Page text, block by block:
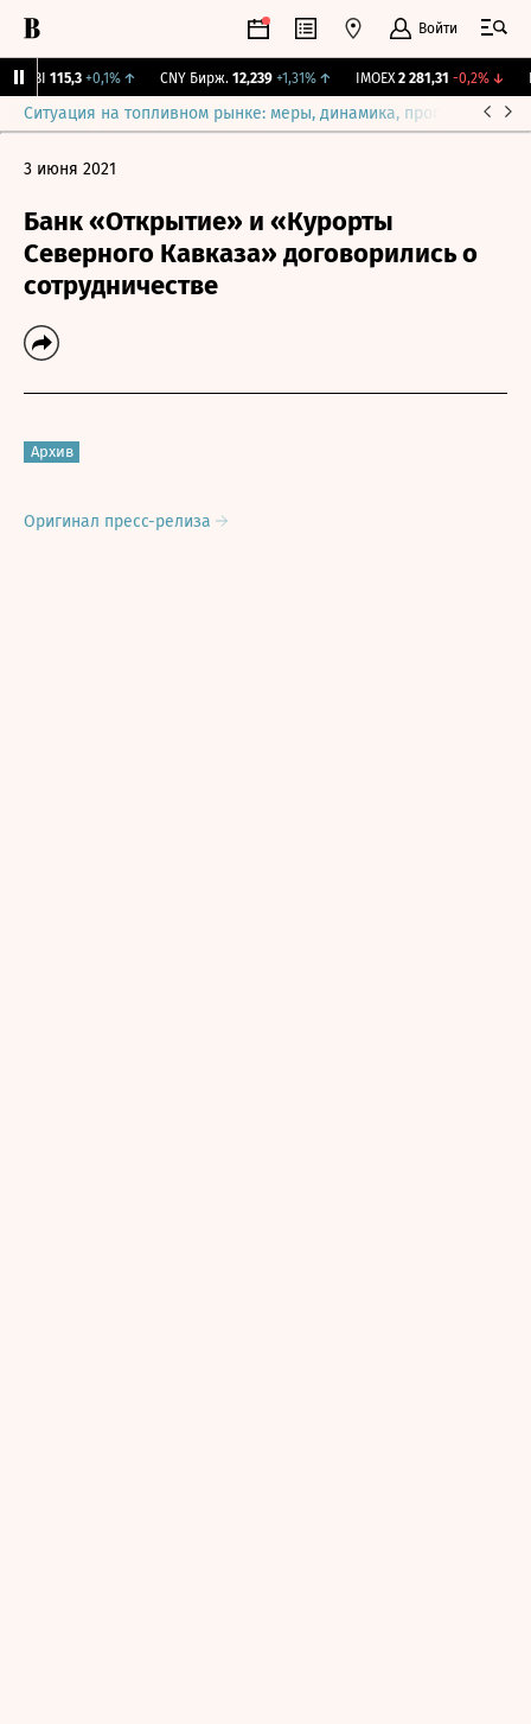
Войти
115,3 +0,1% ↑ CNY Бирж. 12,239 +1,31% ↑ IMOEX 2 281,31 -0,2%↓
Ситуация на топливном рынке: меры, динамика, прогнозы
3 июня 2021
Банк «Открытие» и «Курорты
Северного Кавказа» договорились о
сотрудничестве
Архив
Оригинал пресс-релиза